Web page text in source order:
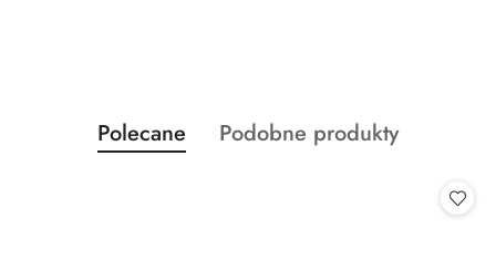
Pomiń karuzelę produktów
Produkty
o
Polecane
Produkty
Podobne produkty